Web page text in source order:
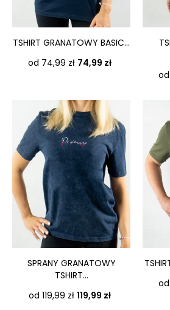
TSHIRT GRANATOWY BASIC...
od 74,99 zł Cena
74,99 zł
SPRANY GRANATOWY
TSHIRT...
od 119,99 zł Cena
119,99 zł